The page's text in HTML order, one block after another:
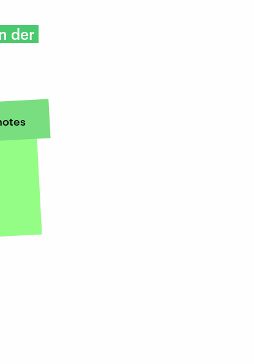
der